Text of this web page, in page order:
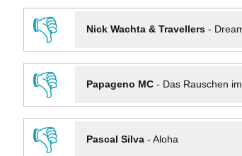
👎
Nick Wachta & Travellers-
👎
Papageno MC- Das Rauschen
👎
Pascal Silva- Aloha